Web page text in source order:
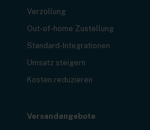
Verzollung
Out-of-home Zustellung
Standard-Integrationen
Umsatz steigern
Kosten reduzieren
Versandangebote